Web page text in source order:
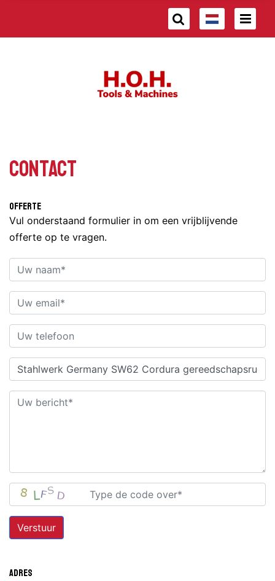
Contact
Offerte
Vul onderstaand formulier in om een vrijblijvende
offerte op te vragen.
Verstuur
Adres